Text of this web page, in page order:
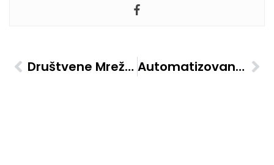
Društvene Mreže I SEO: Kako Ih Povezati Za Bolje Rezultate Automatizovani Alati Za Kreiranje Sadržaja Na Društvenim Mrežama